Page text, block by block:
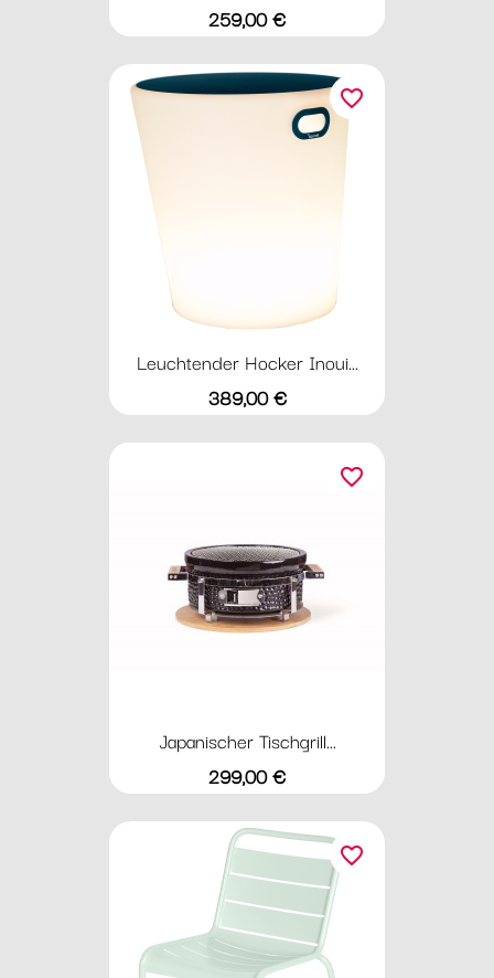
Preis
259,00 €
Leuchtender Hocker Inoui...
Preis
389,00 €
favorite_border
Japanischer Tischgrill...
Preis
299,00 €
favorite_border
favorite_border